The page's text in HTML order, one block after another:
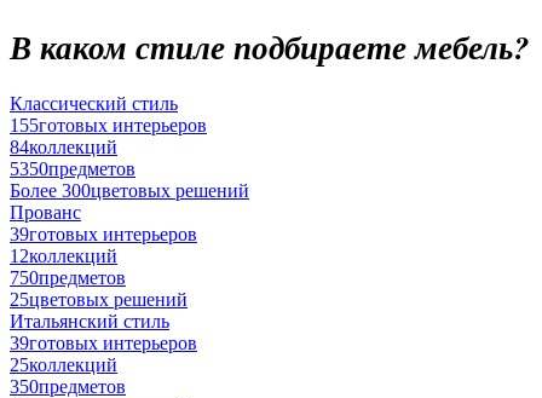
В каком стиле подбираете мебель?
Классический стиль
155готовых интерьеров
84коллекций
5350предметов
Более 300цветовых решений
Прованс
39готовых интерьеров
12коллекций
750предметов
25цветовых решений
Итальянский стиль
39готовых интерьеров
25коллекций
350предметов